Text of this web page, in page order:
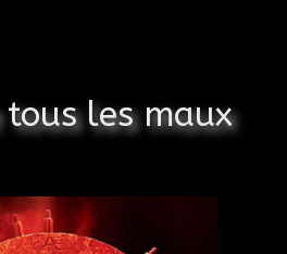
tous les maux